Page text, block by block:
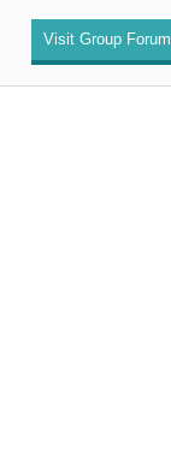
Visit Group Forum